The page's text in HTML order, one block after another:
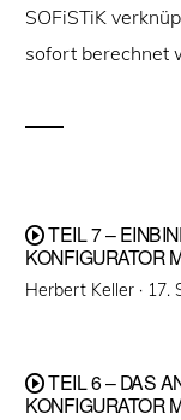
SOFiSTiK
sofort berechnet
TEIL 7 –
KONFIGURATOR
Herbert Keller · 17.
TEIL 6 – DAS
KONFIGURATOR